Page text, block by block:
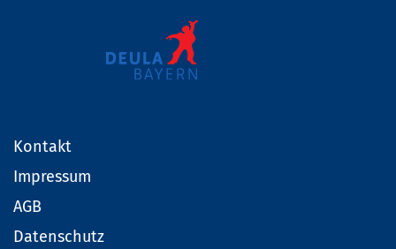
Kontakt
Impressum
AGB
Datenschutz